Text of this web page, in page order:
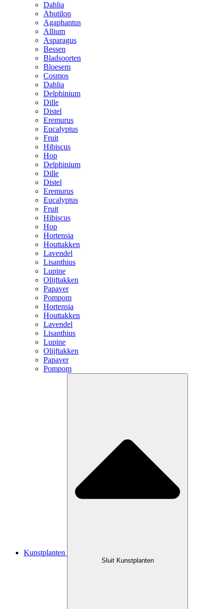
Dahlia
Abutilon
Agaphantus
Allium
Asparagus
Bessen
Bladsoorten
Bloesem
Cosmos
Dahlia
Delphinium
Dille
Distel
Eremurus
Eucalyptus
Fruit
Hibiscus
Hop
Delphinium
Dille
Distel
Eremurus
Eucalyptus
Fruit
Hibiscus
Hop
Hortensia
Houttakken
Lavendel
Lisanthius
Lupine
Olijftakken
Papaver
Pompom
Hortensia
Houttakken
Lavendel
Lisanthius
Lupine
Olijftakken
Papaver
Pompom
Kunstplanten
Sluit Kunstplanten